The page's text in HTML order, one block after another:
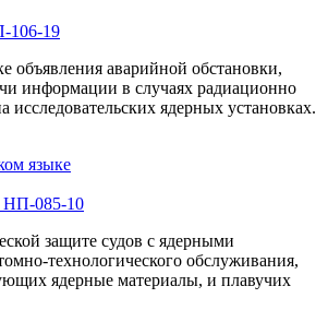
106-19
объявления аварийной обстановки,
информации в случаях радиационно
исследовательских ядерных установках.
языке
НП-085-10
защите судов с ядерными
технологического обслуживания,
ядерные материалы, и плавучих